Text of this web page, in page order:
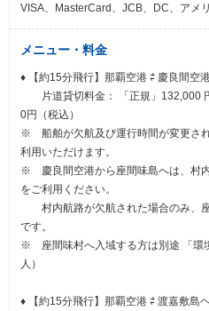
VISA、MasterCard、JCB、DC、ア
メニュー・料金
♦ 【約15分飛行】那覇空港 ⇄ 慶良間空
片道貸切料金： 「正規」132,000
0円（税込）
※ 船舶が欠航及び運行時間が変更さ
利用いただけます。
※ 慶良間空港から座間味島へは、村内
をご利用ください。
村内航路が欠航された場合のみ、
です。
※ 座間味村へ入域する方は別途 「環
人）
♦ 【約15分飛行】那覇空港 ⇄ 渡嘉敷島